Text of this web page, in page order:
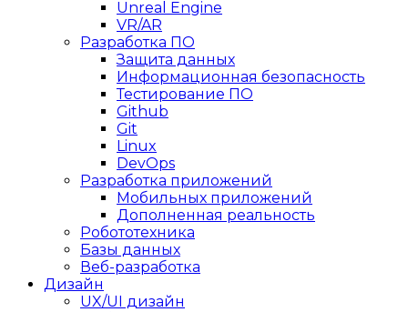
Unreal Engine
VR/AR
Разработка ПО
Защита данных
Информационная безопасность
Тестирование ПО
Github
Git
Linux
DevOps
Разработка приложений
Мобильных приложений
Дополненная реальность
Робототехника
Базы данных
Веб-разработка
Дизайн
UX/UI дизайн